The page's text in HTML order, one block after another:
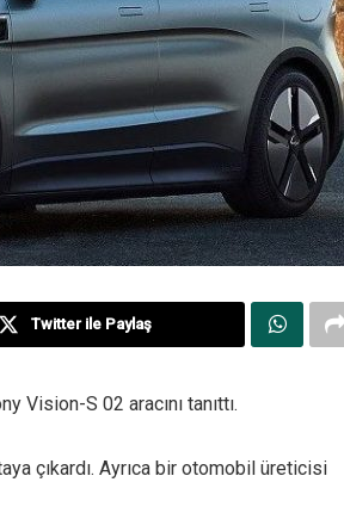
Twitter ile Paylaş
Vision-S 02 aracını tanıttı.
çıkardı. Ayrıca bir otomobil üreticisi